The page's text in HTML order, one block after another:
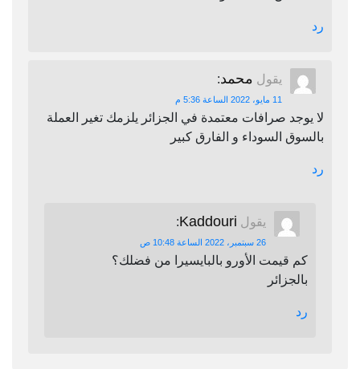
رد
يقول محمد:
11 مايو، 2022 الساعة 5:36 م
لا يوجد صرافات معتمدة في الجزائر يلزمك تغير العملة
بالسوق السوداء و الفارق كبير
رد
يقول Kaddouri
:
26 سبتمبر، 2022 الساعة 10:48 ص
كم قيمت الأورو بالبايسيرا من فضلك؟
بالجزائر
رد